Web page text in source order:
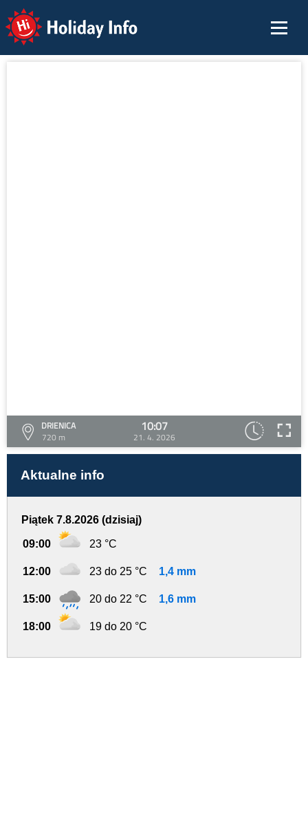
Holiday Info
DRIENICA
720 m
10:07
21. 4. 2026
Aktualne info
Piątek 7.8.2026 (dzisiaj)
09:00 23 °C
12:00 23 do 25 °C 1,4 mm
15:00 20 do 22 °C 1,6 mm
18:00 19 do 20 °C